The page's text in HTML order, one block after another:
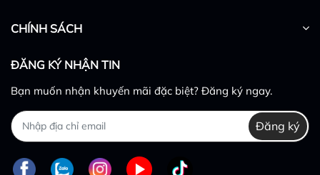
CHÍNH SÁCH
ĐĂNG KÝ NHẬN TIN
Bạn muốn nhận khuyến mãi đặc biệt? Đăng ký ngay.
Đăng ký